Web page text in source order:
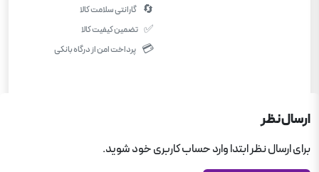
🔄 گارانتی سلامت کالا
✅ تضمین کیفیت کالا
💳 پرداخت امن از درگاه بانکی
ارسال نظر
برای ارسال نظر ابتدا وارد حساب کاربری خود شوید.